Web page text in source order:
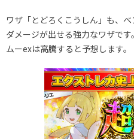
ワザ「とどろくこうしん」も、
ダメージが出せる強力なワザで
ムーexは高騰すると予想します。